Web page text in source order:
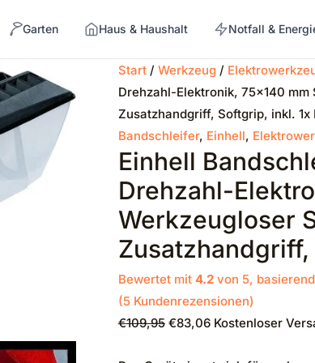
Garten Haus & Haushalt Notfall &
→
Start/ Werkzeug/
Drehzahl-Elektronik, 75×140
Zusatzhandgriff, Softgrip, inkl. 1x
Bandschleifer, Einhell,
Einhell
Drehzahl-
Werkzeugloser
Bewertet mit 4.2von 5,
(5Kundenrezensionen)
€109,95
Ursprünglicher
Preis
war:
€109,95
€83,06
Aktueller
Preis
ist:
€83,06.
Kostenloser